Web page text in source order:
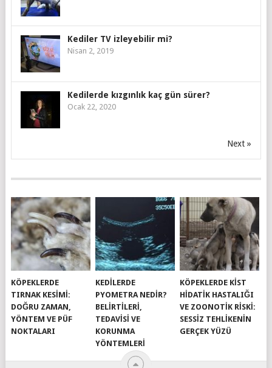
Kediler TV izleyebilir mi?
Nisan 2, 2019
Kedilerde kızgınlık kaç gün sürer?
Ocak 22, 2020
Next »
KÖPEKLERDE
TIRNAK KESIMI:
DOĞRU ZAMAN,
YÖNTEM VE PÜF
NOKTALARI
KEDILERDE
PYOMETRA NEDIR?
BELIRTILERI,
TEDAVISI VE
KORUNMA
YÖNTEMLERI
KÖPEKLERDE KIST
HIDATIK HASTALIĞI
VE ZOONOTIK RISKI:
SESSIZ TEHLIKENIN
GERÇEK YÜZÜ